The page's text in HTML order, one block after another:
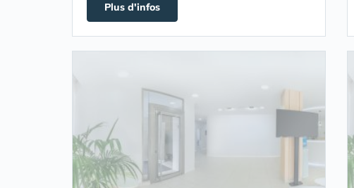
Plus d'infos